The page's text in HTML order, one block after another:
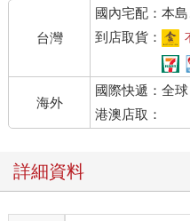
「銀行薪水應該還可以吧！晚
年幾歲啊？」
「我今年三十一歲，因為剛買
命也要賺錢。」
我有點疑惑的問著：
「您不是在台北上班嗎？怎麼
很老了，想說便宜賣我們，
賣。雖然是沒電梯的老公寓，
二十幾坪快三十坪。既然老房
台灣
國內宅配：本
到店取貨：
海外
國際快遞：全球
港澳店取：
詳細資料